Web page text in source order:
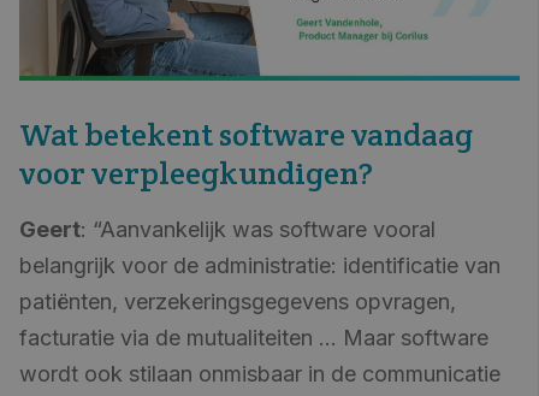
Wat betekent software vandaag
voor verpleegkundigen?
Geert: “Aanvankelijk was software vooral
belangrijk voor de administratie: identificatie van
patiënten, verzekeringsgegevens opvragen,
facturatie via de mutualiteiten … Maar software
wordt ook stilaan onmisbaar in de communicatie